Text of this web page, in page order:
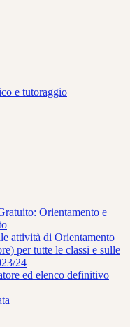
e tutoraggio
Orientamento e
attività di Orientamento
per tutte le classi e sulle
24
ed elenco definitivo